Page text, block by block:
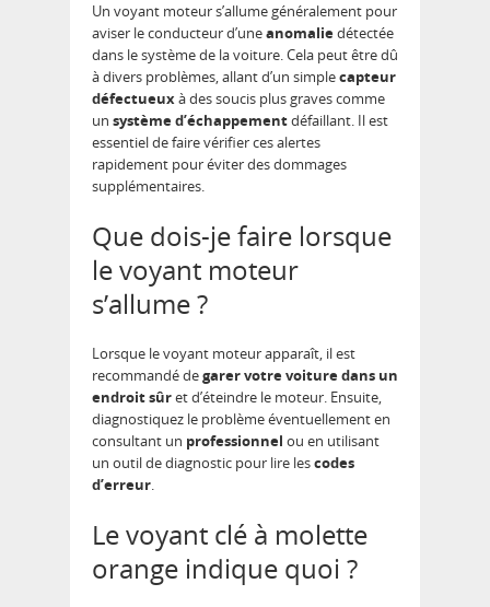
Un voyant moteur s’allume généralement pour
aviser le conducteur d’uneanomaliedétectée
dans le système de la voiture. Cela peut être dû
à divers problèmes, allant d’un simplecapteur
défectueuxà des soucis plus graves comme
un système d’échappementdéfaillant. Il est
essentiel de faire vérifier ces alertes
rapidement pour éviter des dommages
supplémentaires.
Que dois-je faire lorsque
le voyant moteur
s’allume ?
Lorsque le voyant moteur apparaît, il est
recommandé degarer votre voiture dans un
endroit sûret d’éteindre le moteur. Ensuite,
diagnostiquez le problème éventuellement en
consultant un professionnel ou en utilisant
un outil de diagnostic pour lire lescodes
d’erreur.
Le voyant clé à molette
orange indique quoi ?